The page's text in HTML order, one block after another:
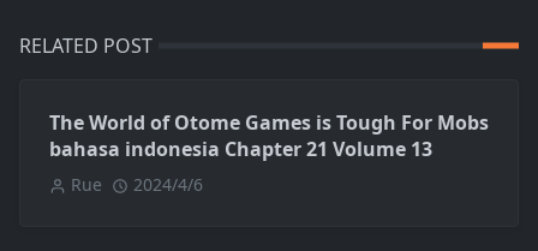
RELATED POST
The World of Otome Games is Tough For Mobs
bahasa indonesia Chapter 21 Volume 13
Rue 2024/4/6